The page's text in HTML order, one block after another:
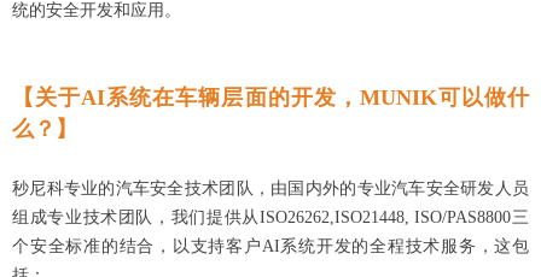
统的安全开发和应用。
【关于AI系统在车辆层面的开发，MUNIK可以做什
么？】
秒尼科专业的汽车安全技术团队，由国内外的专业汽车安全研发人员
组成专业技术团队，我们提供从ISO26262,ISO21448, ISO/PAS8800三
个安全标准的结合，以支持客户AI系统开发的全程技术服务，这包